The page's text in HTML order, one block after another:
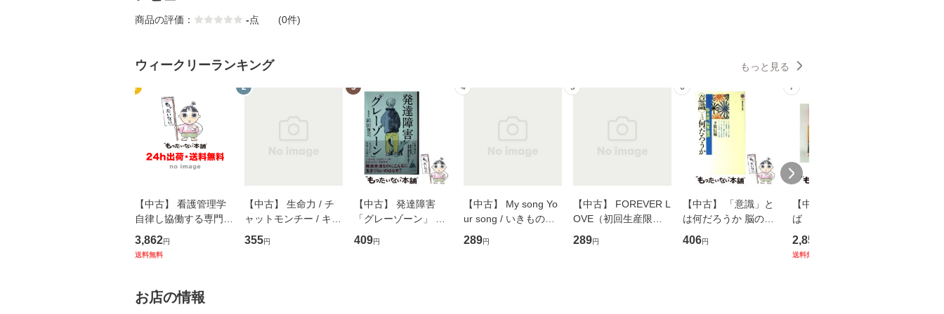
商品の評価： -点 (0件)
ウィークリーランキング もっと見る
1
【中古】 看護管理学
自律し協働する専門職
の看護マネジメントス
キル 改訂第3版 (看護
堂 [単行
3,862円
送料無料
2
【中古】 生命力 / チ
ャットモンチー / キュ
ーンレコード [CD]
【メール便送料無料】
355円
3
【中古】 発達障害
「グレーゾーン」 そ
の正しい理解と克服法
(SB新書 572) / 岡田尊
409円
4
【中古】 My song Yo
ur song / いきものが
かり / [CD]【メール便
送料無料】
289円
5
【中古】 FOREVER L
OVE（初回生産限定
盤） / 清水翔太×加藤
ミリヤ / [CD]【メール
289円
6
【中古】 「意識」と
は何だろうか 脳の来
歴、知覚の錯誤 （講
談社現代新書） / 下条
406円
7
【中古】 耳をすませ
ば 〈2枚組〉 [DVD] /
ブエナ・ビスタ・ホー
ム・エンターテイメン
2,852
送料無料
お店の情報